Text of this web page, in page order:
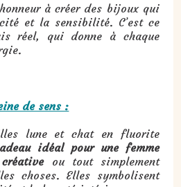
à créer des bijoux qui
et la sensibilité. C’est ce
réel, qui donne à chaque
de sens :
lune et chat en fluorite
idéal pour une femme
ou tout simplement
choses. Elles symbolisent